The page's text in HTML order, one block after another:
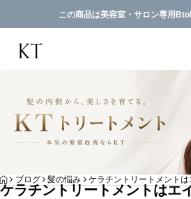
この商品は美容室・サロン専用
HOME
ブログ 髪の悩み ケラチントリートメント
ケラチントリートメントはエ